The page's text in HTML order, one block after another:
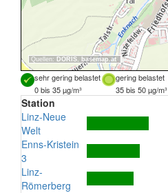
Quellen: DORIS, basemap.at
sehr gering belastet gering belastet
0 bis 35 µg/m³
35 bis 50 µg/m³
Station
Linz-Neue
Welt
Enns-Kristein
3
Linz-
Römerberg